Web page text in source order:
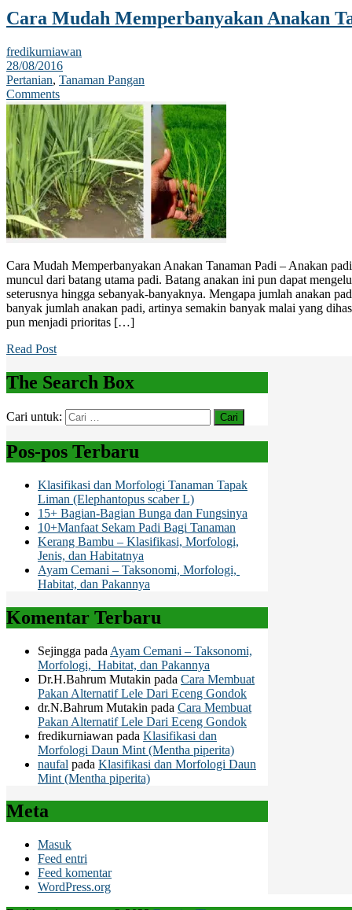
Cara Mudah Memperbanyakan Anakan
fredikurniawan
28/08/2016
Pertanian, Tanaman Pangan
Comments
Cara Mudah Memperbanyakan Anakan Tanaman Padi – Anakan
muncul dari batang utama padi. Batang anakan ini pun dapat
seterusnya hingga sebanyak-banyaknya. Mengapa jumlah anakan
banyak jumlah anakan padi, artinya semakin banyak malai yang
pun menjadi prioritas […]
Read Post
The Search Box
Cari untuk:
Pos-pos Terbaru
Klasifikasi dan Morfologi Tanaman Tapak
Liman (Elephantopus scaber L)
15+ Bagian-Bagian Bunga dan Fungsinya
10+Manfaat Sekam Padi Bagi Tanaman
Kerang Bambu – Klasifikasi, Morfologi,
Jenis, dan Habitatnya
Ayam Cemani – Taksonomi, Morfologi,
Habitat, dan Pakannya
Komentar Terbaru
Sejingga pada Ayam Cemani – Taksonomi,
Morfologi, Habitat, dan Pakannya
Dr.H.Bahrum Mutakin pada Cara Membuat
Pakan Alternatif Lele Dari Eceng Gondok
dr.N.Bahrum Mutakin pada Cara Membuat
Pakan Alternatif Lele Dari Eceng Gondok
fredikurniawan pada Klasifikasi dan
Morfologi Daun Mint (Mentha piperita)
naufal pada Klasifikasi dan Morfologi Daun
Mint (Mentha piperita)
Meta
Masuk
Feed entri
Feed komentar
WordPress.org